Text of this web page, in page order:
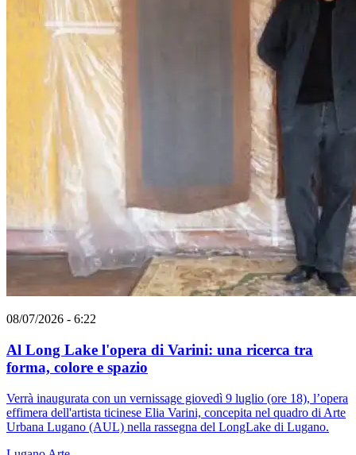
08/07/2026 - 6:22
Al Long Lake l'opera di Varini: una ricerca tra
forma, colore e spazio
Verrà inaugurata con un vernissage giovedì 9 luglio (ore 18), l’opera
effimera dell'artista ticinese Elia Varini, concepita nel quadro di Arte
Urbana Lugano (AUL) nella rassegna del LongLake di Lugano.